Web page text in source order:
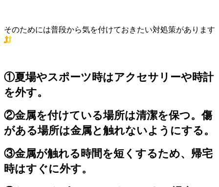
そのためには普段から気を付けておきたい対処策があります
①夏場やスポーツ時はアクセサリーや時計
を外す。
②金属を付けている場所は清潔を保つ。傷
がある場所は金属と触れないようにする。
③金属が触れる時間を短くするため、帰宅
時はすぐに外す。